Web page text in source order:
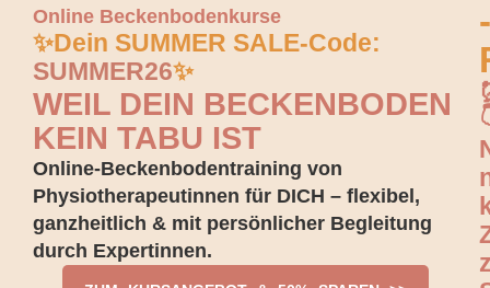
Online Beckenbodenkurse
✨Dein SUMMER SALE-Code:
SUMMER26✨
WEIL DEIN BECKENBODEN
KEIN TABU IST
Online-Beckenbodentraining von
Physiotherapeutinnen für DICH – flexibel,
ganzheitlich & mit persönlicher Begleitung
durch Expertinnen.